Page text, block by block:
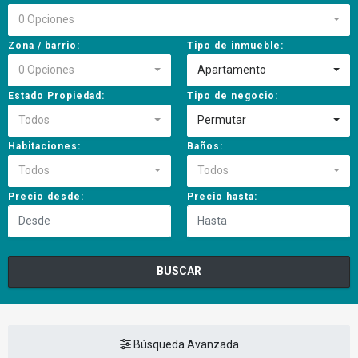
0 Opciones
Zona / barrio:
0 Opciones
Tipo de inmueble:
Apartamento
Estado Propiedad:
Todos
Tipo de negocio:
Permutar
Habitaciones:
Todos
Baños:
Todos
Precio desde: Precio hasta:
BUSCAR
Búsqueda Avanzada